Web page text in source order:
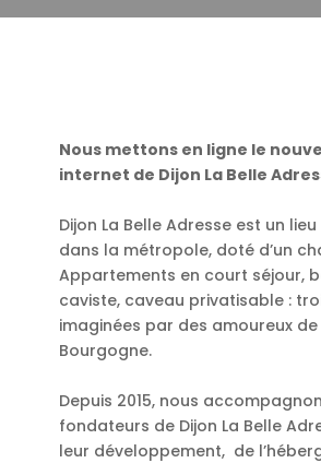
Nous mettons en ligne le
internet de Dijon La Belle
Dijon La Belle Adresse est un
dans la métropole, doté d’un
Appartements en court séjour,
caviste, caveau privatisable :
imaginées par des amoureux
Bourgogne.
Depuis 2015, nous
fondateurs de Dijon La Belle
leur développement, de